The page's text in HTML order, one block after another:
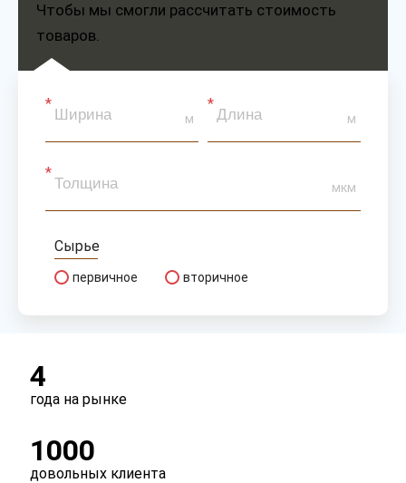
Чтобы мы смогли рассчитать стоимость
товаров.
м м
мкм
Сырье
первичное вторичное
4
года на рынке
1000
довольных клиента